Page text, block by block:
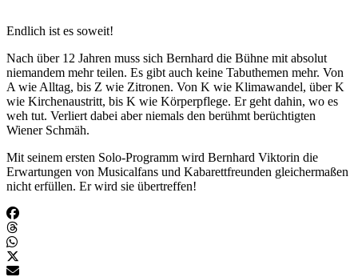
Endlich ist es soweit!
Nach über 12 Jahren muss sich Bernhard die Bühne mit absolut
niemandem mehr teilen. Es gibt auch keine Tabuthemen mehr. Von
A wie Alltag, bis Z wie Zitronen. Von K wie Klimawandel, über K
wie Kirchenaustritt, bis K wie Körperpflege. Er geht dahin, wo es
weh tut. Verliert dabei aber niemals den berühmt berüchtigten
Wiener Schmäh.
Mit seinem ersten Solo-Programm wird Bernhard Viktorin die
Erwartungen von Musicalfans und Kabarettfreunden gleichermaßen
nicht erfüllen. Er wird sie übertreffen!